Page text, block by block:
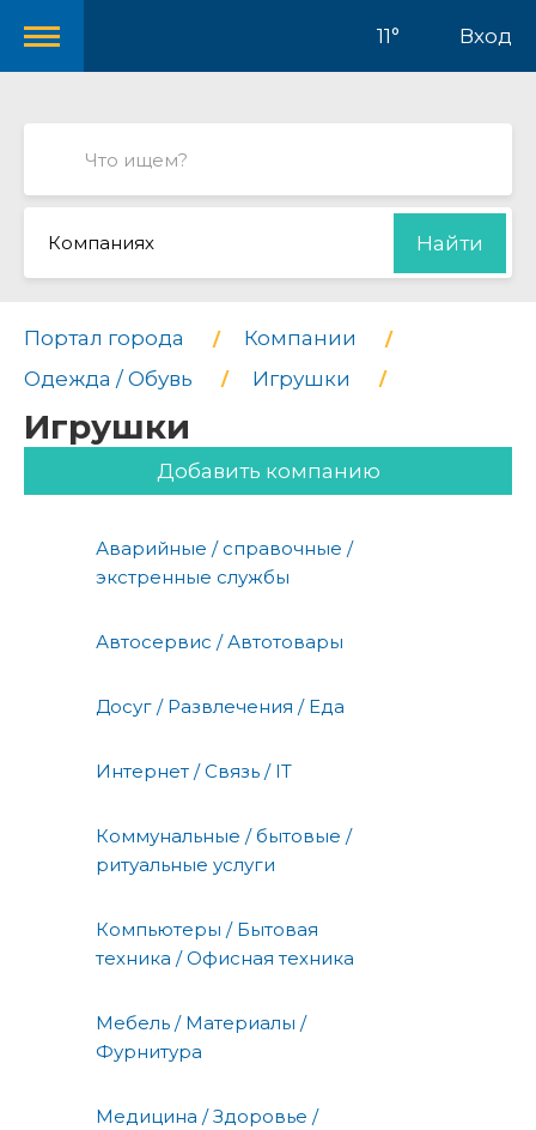
11° Вход
Компаниях Найти
Портал города
Компании
Одежда / Обувь
Игрушки
Игрушки
Добавить компанию
Аварийные / справочные /
экстренные службы
Автосервис / Автотовары
Досуг / Развлечения / Еда
Интернет / Связь / IT
Коммунальные / бытовые /
ритуальные услуги
Компьютеры / Бытовая
техника / Офисная техника
Мебель / Материалы /
Фурнитура
Медицина / Здоровье /